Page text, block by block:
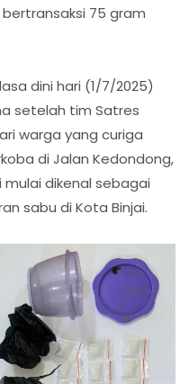
75 gram
dini hari (1/7/2025)
setelah tim Satres
warga yang curiga
di Jalan Kedondong,
mulai dikenal sebagai
sabu di Kota Binjai.